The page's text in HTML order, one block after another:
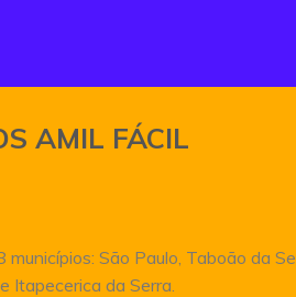
AMIL FÁCIL
São Paulo, Taboão da
Itapecerica da Serra.